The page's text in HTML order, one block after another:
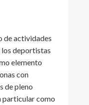
de actividades
deportistas
elemento
con
de pleno
particular como